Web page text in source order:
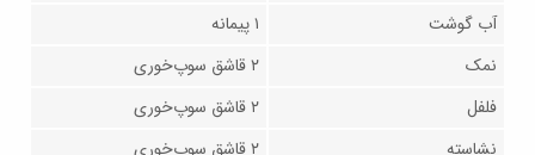
آب گوشت
۱ پیمانه
نمک
۲ قاشق سوپ‌خوری
فلفل
۲ قاشق سوپ‌خوری
نشاسته
۲ قاشق سوپ‌خوری